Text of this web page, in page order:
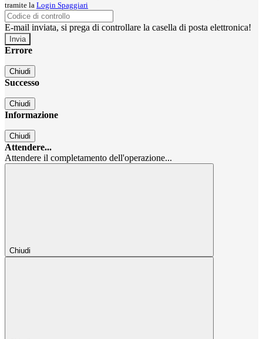
tramite la Login Spaggiari
E-mail inviata, si prega di controllare la casella di posta elettronica!
Errore
Chiudi
Successo
Chiudi
Informazione
Chiudi
Attendere...
Attendere il completamento dell'operazione...
Chiudi